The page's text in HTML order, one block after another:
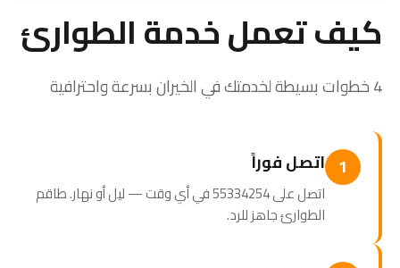
كيف تعمل خدمة الطوارئ
4 خطوات بسيطة لخدمتك في الخيران بسرعة واحترافية
1 اتصل فوراً
اتصل على 55334254 في أي وقت — ليل أو نهار. طاقم
الطوارئ جاهز للرد.